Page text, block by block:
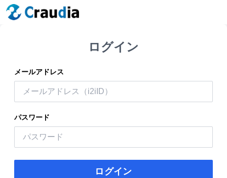
ログイン
メールアドレス
パスワード
ログイン